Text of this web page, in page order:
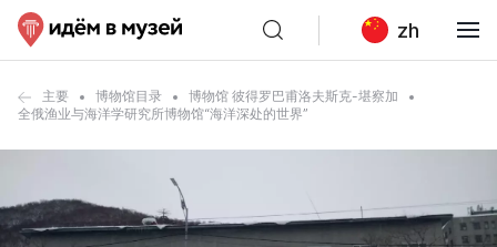
zh
主要 博物馆目录
博物馆 彼得罗巴甫洛夫斯克-堪察加
全俄渔业与海洋学研究所博物馆“海洋深处的世界”